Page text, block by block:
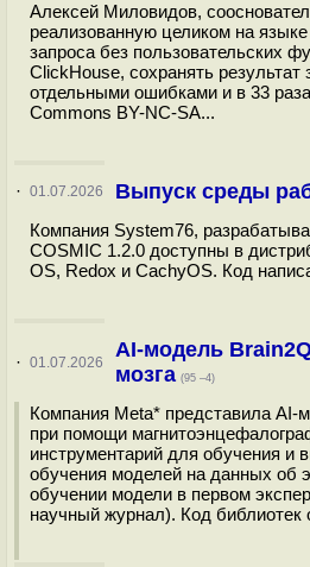
Алексей Миловидов,
реализованную целиком на
запроса без пользовательских
ClickHouse, сохранять
отдельными ошибками и в 33
Commons BY-NC-SA...
· 01.07.2026 Выпуск среды
Компания System76,
COSMIC 1.2.0 доступны в
OS, Redox и CachyOS. Код
· 01.07.2026
AI-модель
мозга (95 –4)
Компания Meta* представила AI-
при помощи
инструментарий для обучения и
обучения моделей на данных об
обучении модели в первом
научный журнал). Код библиотек